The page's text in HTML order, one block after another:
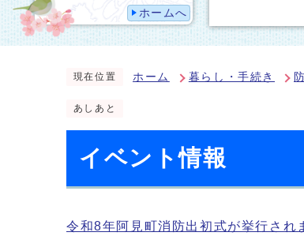
ホームへ
現在位置 ホーム 暮らし・手続き
あしあと
イベント情報
令和8年阿見町消防出初式が挙行され